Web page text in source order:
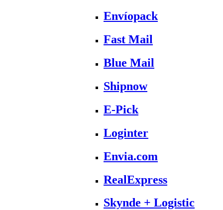
Envíopack
Fast Mail
Blue Mail
Shipnow
E-Pick
Loginter
Envia.com
RealExpress
Skynde + Logistic